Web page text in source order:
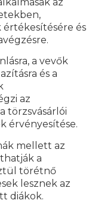
és
a vevők
és a
az
törzsvásárlói
érvényesítése.
mellett az
a
törétnő
lesznek az
diákok.